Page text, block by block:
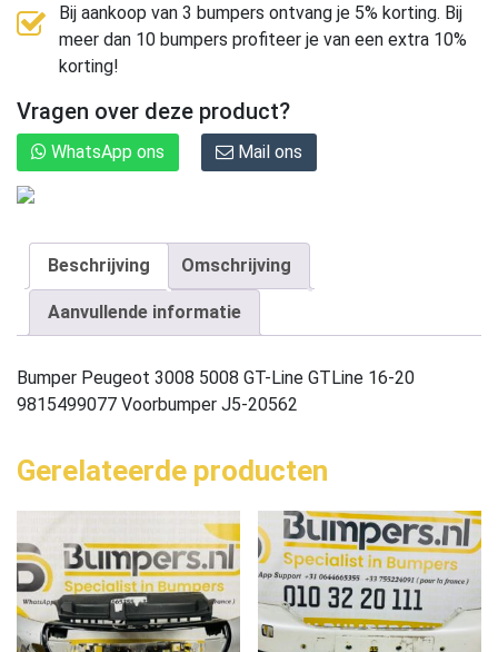
Bij aankoop van 3 bumpers ontvang je 5% korting. Bij
meer dan 10 bumpers profiteer je van een extra 10%
korting!
Vragen over deze product?
WhatsApp ons Mail ons
Beschrijving Omschrijving
Aanvullende informatie
Bumper Peugeot 3008 5008 GT-Line GTLine 16-20
9815499077 Voorbumper J5-20562
Gerelateerde producten